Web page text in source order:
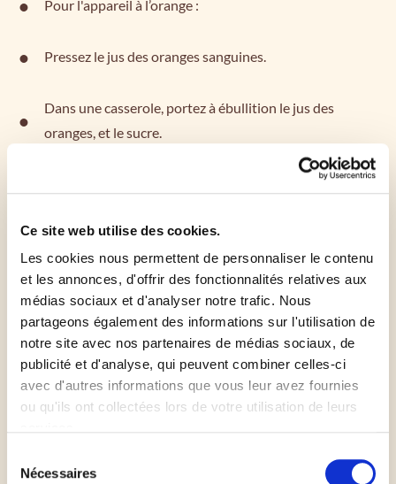
Ce site web utilise des cookies.
Les cookies nous permettent de personnaliser le contenu
et les annonces, d'offrir des fonctionnalités relatives aux
médias sociaux et d'analyser notre trafic. Nous
partageons également des informations sur l'utilisation de
notre site avec nos partenaires de médias sociaux, de
publicité et d'analyse, qui peuvent combiner celles-ci
avec d'autres informations que vous leur avez fournies
ou qu'ils ont collectées lors de votre utilisation de leurs
Nécessaires
Pour l'appareil à l’orange :
Pressez le jus des oranges sanguines.
Dans une casserole, portez à ébullition le jus des
oranges, et le sucre.
Dans un saladier, fouettez les œufs entiers et les
Versez progressivement le sirop d'oranges dans les
œufs tout en continuant à fouetter.
Transvasez le mélange dans la casserole et portez à
ébullition sans cesser de remuez avec un fouet,
comme pour une crème pâtissière.